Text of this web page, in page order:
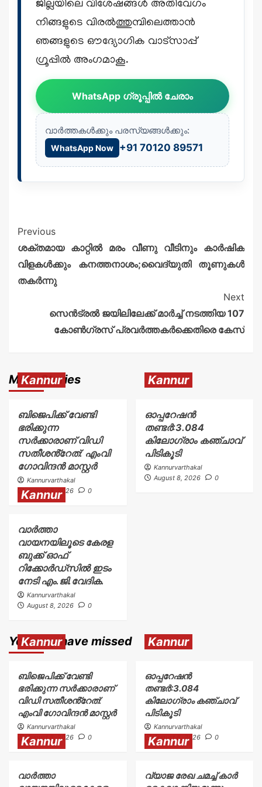
ജില്ലയിലെ വിശേഷങ്ങൾ അതിവേഗം
നിങ്ങളുടെ വിരൽത്തുമ്പിലെത്താൻ
ഞങ്ങളുടെ ഔദ്യോഗിക വാട്സാപ്പ്
ഗ്രൂപ്പിൽ അംഗമാകൂ.
WhatsApp ഗ്രൂപ്പിൽ ചേരാം
വാർത്തകൾക്കും പരസ്യങ്ങൾക്കും:
WhatsApp Now +91 70120 89571
Previous
ശക്തമായ കാറ്റില്‍ മരം വീണു വീടിനും കാർഷിക
വിളകൾക്കും കനത്തനാശം;വൈദ്യുതി തൂണുകൾ
തകര്‍ന്നു
Next
സെൻട്രൽ ജയിലിലേക്ക് മാർച്ച് നടത്തിയ 107
കോൺഗ്രസ് പ്രവർത്തകർക്കെതിരെ കേസ്
More Stories
Kannur
ബിജെപിക്ക് വേണ്ടി
ഭരിക്കുന്ന
സർക്കാരാണ് വിഡി
സതീശൻ്റേത്: എംവി
ഗോവിന്ദൻ മാസ്റ്റർ
Kannurvarthakal
August 8, 2026
0
Kannur
ഓപ്പറേഷൻ
തണ്ടർ:3.084
കിലോഗ്രാം കഞ്ചാവ്
പിടികൂടി
Kannurvarthakal
August 8, 2026
0
Kannur
വാർത്താ
വായനയിലൂടെ കേരള
ബുക്ക് ഓഫ്
റിക്കോർഡ്സിൽ ഇടം
നേടി എം.ജി.വേദിക.
Kannurvarthakal
August 8, 2026
0
You may have missed
Kannur
ബിജെപിക്ക് വേണ്ടി
ഭരിക്കുന്ന സർക്കാരാണ്
വിഡി സതീശൻ്റേത്:
എംവി ഗോവിന്ദൻ മാസ്റ്റർ
Kannurvarthakal
August 8, 2026
0
Kannur
ഓപ്പറേഷൻ
തണ്ടർ:3.084
കിലോഗ്രാം കഞ്ചാവ്
പിടികൂടി
Kannurvarthakal
August 8, 2026
0
Kannur
വാർത്താ
Kannur
വ്യാജ രേഖ ചമച്ച് കാർ